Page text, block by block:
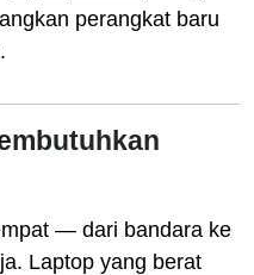
perangkat baru
— dari bandara ke
Laptop yang berat